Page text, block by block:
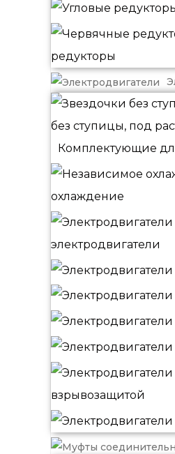
редукторы
Комплектующие
охлаждение
электродвигатели
взрывозащитой